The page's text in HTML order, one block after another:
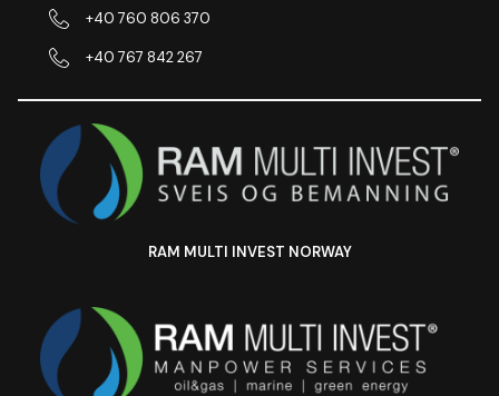
+40 760 806 370
+40 767 842 267
RAM MULTI INVEST NORWAY